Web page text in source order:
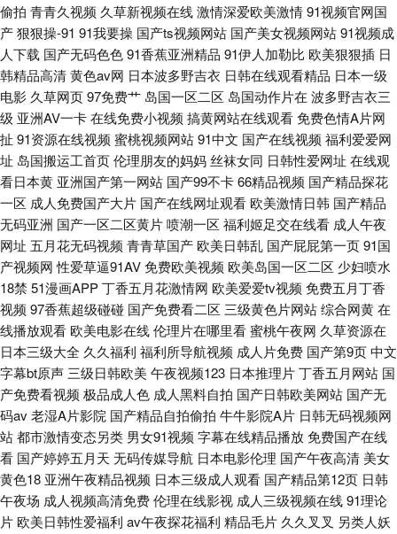
频123区 91白丝在线观看 91在线观看网址 国产黄色免费区 欧美韩日色 先锋
影音资源5月天 91啦熟女视频 俺来也123 激情综合色网 日韩成人在线免費网
站 91看片成人 国产精品久久网站门 97手机电影院 91极品福利 91自拍大学
生 东京热av影院
偷拍 青青久视频 久草新视频在线激情深爱欧美激情91视频官网国
产狠狠操-91 91我要操 国产ts视频网站 国产美女视频网站91视频成
人下载 国产无码色色91香蕉亚洲精品 91伊人加勒比 欧美狠狠插 日
韩精品高清黄色av网 日本波多野吉衣 日韩在线观看精品 日本一级
电影 久草网页97免费艹 岛国一区二区 岛国动作片在 波多野吉衣三
级 亚洲AV一卡在线免费小视频 搞黄网站在线观看免费色情A片网
扯 91资源在线视频 蜜桃视频网站91中文 国产在线视频 福利爱爱网
址 岛国搬运工首页伦理朋友的妈妈丝袜女同 日韩性爱网址 在线观
看日本黄 亚洲国产第一网站 国产99不卡66精品视频 国产精品探花
一区 成人免费国产大片 国产在线网址观看 欧美激情日韩 国产精品
无码亚洲 国产一区二区黄片喷潮一区 福利姬足交在线看 成人午夜
网址 五月花无码视频 青青草国产 欧美日韩乱 国产屁屁第一页91国
产视频网 性爱草逼91AV免费欧美视频 欧美岛国一区二区 少妇喷水
18禁 51漫画APP丁香五月花激情网 欧美爱爱tv视频 免费五月丁香
视频 97香蕉超级碰碰 国产免费看二区 三级黄色片网站综合网黄在
线播放观看 欧美电影在线伦理片在哪里看蜜桃午夜网 久草资源在
日本三级大全 久久福利 福利所导航视频 成人片免费 国产第9页中文
字幕bt原声 三级日韩欧美午夜视频123 日本推理片丁香五月网站 国
产免费看视频 极品成人色 成人黑料自拍 国产日韩欧美网站 国产无
码av老湿A片影院 国产精品自拍偷拍 牛牛影院A片 日韩无码视频网
站都市激情变态另类 男女91视频 字幕在线精品播放免费国产在线
看 国产婷婷五月天 无码传媒导航 日本电影伦理 国产午夜高清 美女
黄色18 亚洲午夜精品视频 日本三级成人观看 国产精品第12页 日韩
午夜场 成人视频高清免费伦理在线影视 成人三级视频在线91理论
片 欧美日韩性爱福利 av午夜探花福利 精品毛片 久久叉叉 另类人妖